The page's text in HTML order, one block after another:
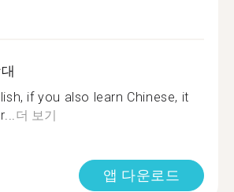
if you also learn Chinese, it
더 보기
앱 다운로드